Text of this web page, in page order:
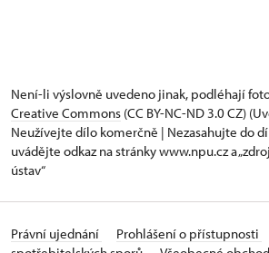
Není-li výslovně uvedeno jinak, podléhají
Creative Commons (CC BY-NC-ND 3.0 CZ)
Neužívejte dílo komerčně | Nezasahujte do
uvádějte odkaz na stránky www.npu.cz a
ústav“
Právní ujednání Prohlášení o přístupnosti